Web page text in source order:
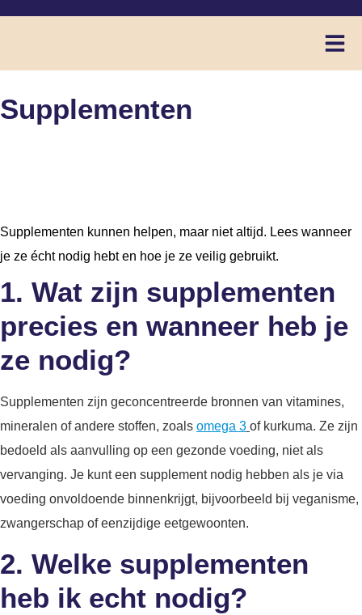
Supplementen
Supplementen kunnen helpen, maar niet altijd. Lees wanneer
je ze écht nodig hebt en hoe je ze veilig gebruikt.
1. Wat zijn supplementen
precies en wanneer heb je
ze nodig?
Supplementen zijn geconcentreerde bronnen van vitamines,
mineralen of andere stoffen, zoals omega 3 of kurkuma. Ze zijn
bedoeld als aanvulling op een gezonde voeding, niet als
vervanging. Je kunt een supplement nodig hebben als je via
voeding onvoldoende binnenkrijgt, bijvoorbeeld bij veganisme,
zwangerschap of eenzijdige eetgewoonten.
2. Welke supplementen
heb ik echt nodig?